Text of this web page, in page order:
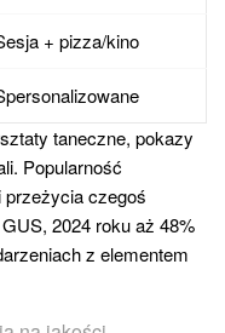
+ pizza/kino
taneczne, pokazy
Popularność
czegoś
2024 roku aż 48%
z elementem